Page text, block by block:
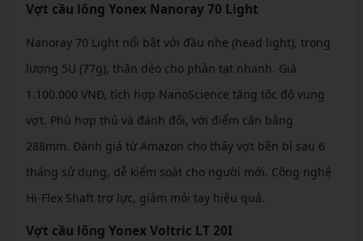
Vợt cầu lông Yonex Nanoray 70 Light
Nanoray 70 Light nổi bật với đầu nhẹ (head light), trọng
lượng 5U (77g), thân dẻo cho phản tạt nhanh. Giá
1.100.000 VNĐ, tích hợp NanoScience tăng tốc độ vung
vợt. Phù hợp thủ và đánh đôi, với điểm cân bằng
288mm. Đánh giá từ Amazon cho thấy vợt bền bỉ sau 6
tháng sử dụng, dễ kiểm soát cho người mới. Công nghệ
Hi-Flex Shaft trợ lực, giảm mỏi tay hiệu quả.
Vợt cầu lông Yonex Voltric LT 20I